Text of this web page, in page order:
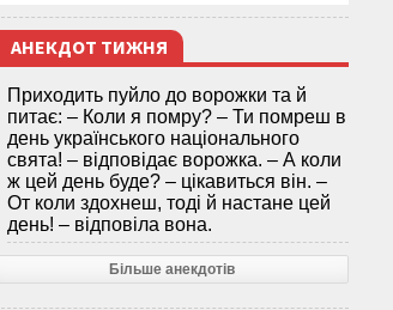
АНЕКДОТ ТИЖНЯ
Приходить пуйло до ворожки та й
питає: – Коли я помру? – Ти помреш в
день українського національного
свята! – відповідає ворожка. – А коли
ж цей день буде? – цікавиться він. –
От коли здохнеш, тоді й настане цей
день! – відповіла вона.
Більше анекдотів